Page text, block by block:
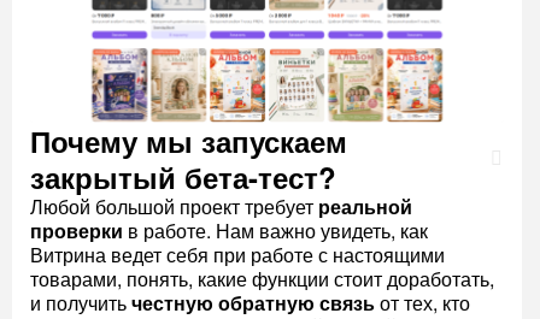
Почему мы запускаем
закрытый бета-тест?
Любой большой проект требует реальной
проверки в работе. Нам важно увидеть, как
Витрина ведет себя при работе с настоящими
товарами, понять, какие функции стоит доработать,
и получитьчестную обратную связьот тех, кто